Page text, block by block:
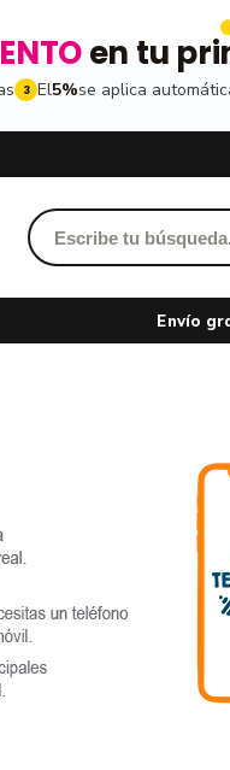
en tu
3 El5%se aplica
y accede a tu
a nuestro
toda la gama de
Envío